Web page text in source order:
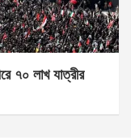
৭০ লাখ যাত্রীর